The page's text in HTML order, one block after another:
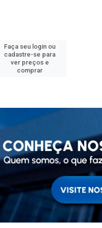
Faça seu login ou
cadastre-se para
ver preços e
comprar